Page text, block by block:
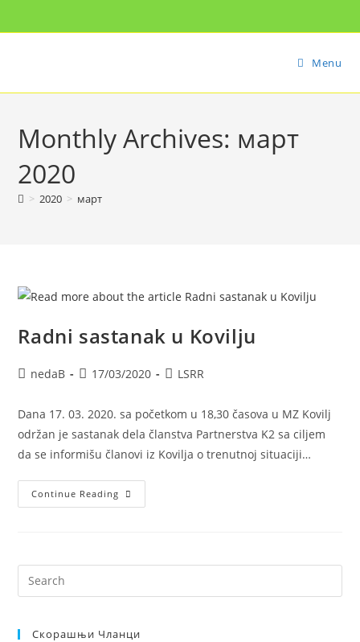
Menu
Monthly Archives: март
2020
> 2020 > март
Radni sastanak u Kovilju
nedaB 17/03/2020 LSRR
Dana 17. 03. 2020. sa početkom u 18,30 časova u MZ Kovilj
održan je sastanak dela članstva Partnerstva K2 sa ciljem
da se informišu članovi iz Kovilja o trenutnoj situaciji…
Continue Reading
Скорашњи Чланци